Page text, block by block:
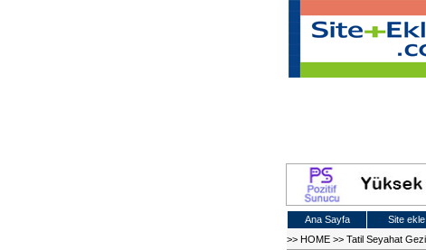
Ana Sayfa Site ekle
>> HOME >> Tatil Seyahat Gezi